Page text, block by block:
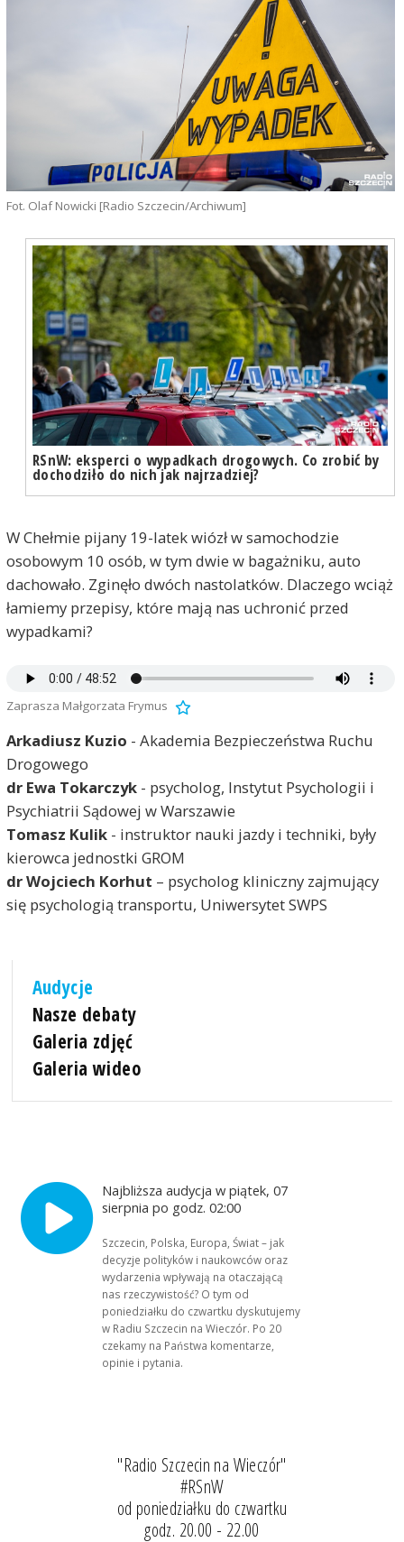
Fot. Olaf Nowicki [Radio Szczecin/Archiwum]
RSnW: eksperci o wypadkach drogowych. Co zrobić by
dochodziło do nich jak najrzadziej?
W Chełmie pijany 19-latek wiózł w samochodzie
osobowym 10 osób, w tym dwie w bagażniku, auto
dachowało. Zginęło dwóch nastolatków. Dlaczego wciąż
łamiemy przepisy, które mają nas uchronić przed
wypadkami?
Zaprasza Małgorzata Frymus
Arkadiusz Kuzio - Akademia Bezpieczeństwa Ruchu
Drogowego
dr Ewa Tokarczyk- psycholog, Instytut Psychologii i
Psychiatrii Sądowej w Warszawie
Tomasz Kulik- instruktor nauki jazdy i techniki, były
kierowca jednostki GROM
dr Wojciech Korhut – psycholog kliniczny zajmujący
się psychologią transportu, Uniwersytet SWPS
Audycje
Nasze debaty
Galeria zdjęć
Galeria wideo
Najbliższa audycja w piątek, 07
sierpnia po godz. 02:00
Szczecin, Polska, Europa, Świat – jak
decyzje polityków i naukowców oraz
wydarzenia wpływają na otaczającą
nas rzeczywistość? O tym od
poniedziałku do czwartku dyskutujemy
w Radiu Szczecin na Wieczór. Po 20
czekamy na Państwa komentarze,
opinie i pytania.
"Radio Szczecin na Wieczór"
#RSnW
od poniedziałku do czwartku
godz. 20.00 - 22.00